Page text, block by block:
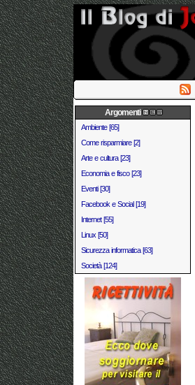
Argomenti
Ambiente [65]
Come risparmiare [2]
Arte e cultura [23]
Economia e fisco [23]
Eventi [30]
Facebook e Social [19]
Internet [55]
Linux [50]
Sicurezza informatica [63]
Società [124]